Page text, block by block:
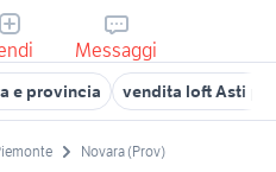
Messaggi
e provincia vendita loft Asti
Novara (Prov)